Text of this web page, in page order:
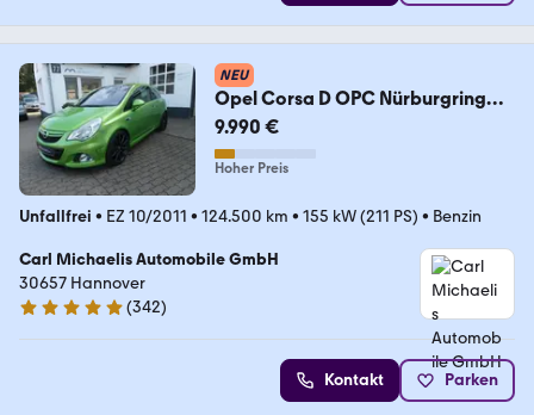
NEU
Opel Corsa D OPC Nürburgring
Edition, TOP
9.990 €
Hoher Preis
Unfallfrei • EZ 10/2011 • 124.500 km • 155 kW (211 PS) • Benzin
Carl Michaelis Automobile GmbH
30657 Hannover
4.9 Sterne
(342)
Kontakt Parken